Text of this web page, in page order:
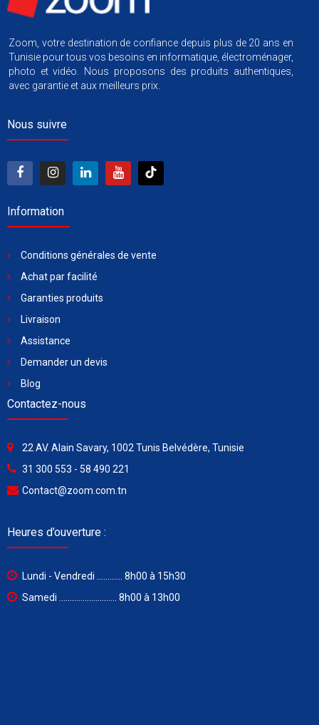
Zoom, votre destination de confiance depuis plus de 20 ans en
Tunisie pour tous vos besoins en informatique, électroménager,
photo et vidéo. Nous proposons des produits authentiques,
avec garantie et aux meilleurs prix.
Nous suivre
Information
Conditions générales de vente
Achat par facilité
Garanties produits
Livraison
Assistance
Demander un devis
Blog
Contactez-nous
22 AV. Alain Savary, 1002 Tunis Belvédère, Tunisie
31 300 553 - 58 490 221
Contact@zoom.com.tn
Heures d’ouverture :
Lundi - Vendredi ............ 8h00 à 15h30
Samedi ........................... 8h00 à 13h00